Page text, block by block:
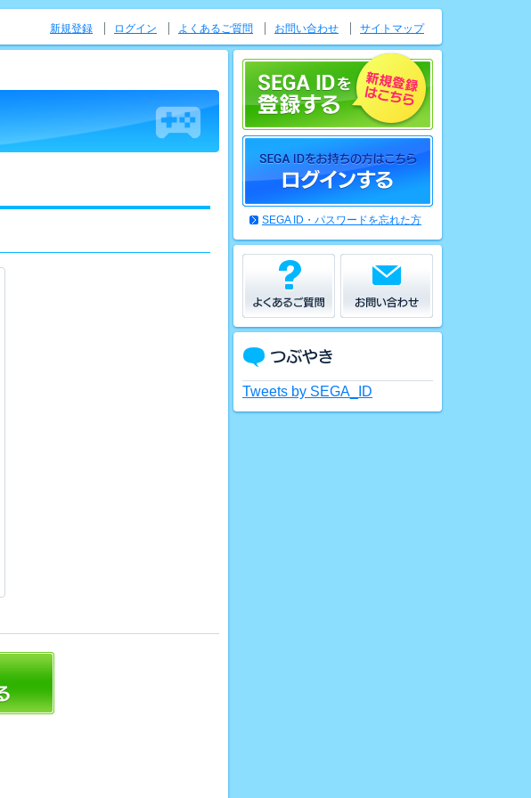
SEGA ID・パスワードを忘れた方
Tweets by SEGA_ID
新規登録 ログイン よくあるご質問 お問い合わせ サイトマップ